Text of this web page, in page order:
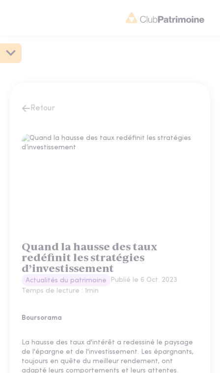
Retour
Quand la hausse des taux
redéfinit les stratégies
d’investissement
Actualités du patrimoine Publié le 6 Oct. 2023
Temps de lecture : 1min
Boursorama
La hausse des taux d'intérêt a redessiné le paysage
de l'épargne et de l'investissement. Les épargnants,
toujours en quête du meilleur rendement, ont
adapté leurs comportements et leurs attentes.